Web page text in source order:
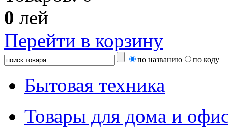
0 лей
Перейти в корзину
по названию по коду
Бытовая техника
Товары для дома и